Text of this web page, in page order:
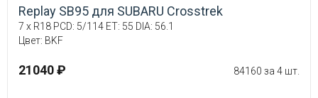
Replay SB95 для SUBARU Crosstrek
7 x R18 PCD: 5/114 ET: 55 DIA: 56.1
Цвет: BKF
21040 ₽ 84160 за 4 шт.